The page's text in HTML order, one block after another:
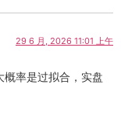
29 6 月, 2026 11:01 上午
率是过拟合，实盘